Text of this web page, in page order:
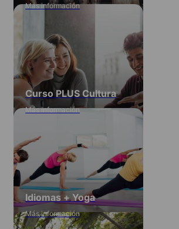
Más información
Curso PLUS Cultura
Más información
Idiomas + Yoga
Más información